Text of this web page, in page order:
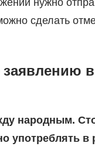
нужно
сделать
народным.
употреблять в